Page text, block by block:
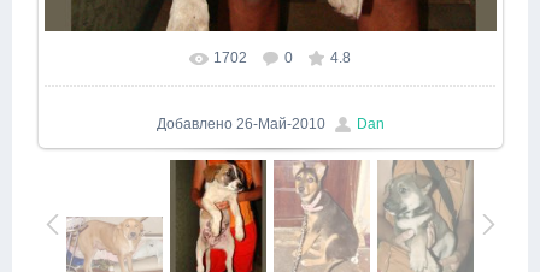
1702 0 4.8
Добавлено 26-Май-2010 Dan